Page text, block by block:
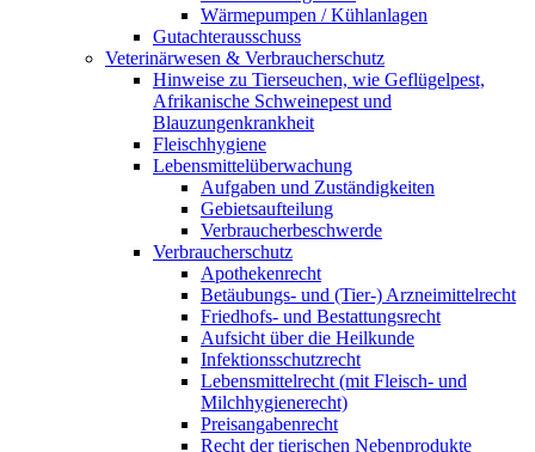
Wärmepumpen / Kühlanlagen
Gutachterausschuss
Veterinärwesen & Verbraucherschutz
Hinweise zu Tierseuchen, wie Geflügelpest,
Afrikanische Schweinepest und
Blauzungenkrankheit
Fleischhygiene
Lebensmittelüberwachung
Aufgaben und Zuständigkeiten
Gebietsaufteilung
Verbraucherbeschwerde
Verbraucherschutz
Apothekenrecht
Betäubungs- und (Tier-) Arzneimittelrecht
Friedhofs- und Bestattungsrecht
Aufsicht über die Heilkunde
Infektionsschutzrecht
Lebensmittelrecht (mit Fleisch- und
Milchhygienerecht)
Preisangabenrecht
Recht der tierischen Nebenprodukte